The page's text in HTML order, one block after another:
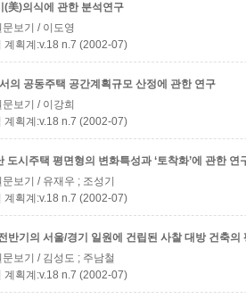
(美)의식에 관한 분석연구
문보기 / 이도영
계획계:v.18 n.7 (2002-07)
의 공동주택 공간계획규모 산정에 관한 연구
문보기 / 이강희
계획계:v.18 n.7 (2002-07)
도시주택 평면형의 변화특성과 ‘토착화’에 관한 연
문보기 / 유재우 ; 조성기
계획계:v.18 n.7 (2002-07)
반기의 서울/경기 일원에 건립된 사찰 대방 건축의
문보기 / 김성도 ; 주남철
계획계:v.18 n.7 (2002-07)